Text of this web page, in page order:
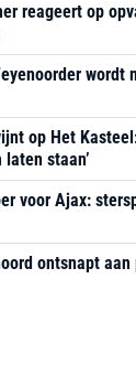
reageert op
wordt
op Het
staan’
voor Ajax:
ontsnapt